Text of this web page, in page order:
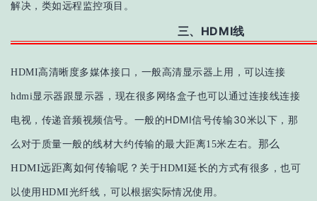
解决，类如远程监控项目。
三、HDMI线
HDMI高清晰度多媒体接口，一般高清显示器上用，可以连接
hdmi显示器跟显示器，现在很多网络盒子也可以通过连接线连接
电视，传递音频视频信号。 一般的HDMI信号传输30米以下 ，那
么对于质量一般的线材大约传输的最大距离15米左右。 那么
HDMI远距离如何传输呢？ 关于HDMI延长的方式有很多，也可
以使用HDMI光纤线，可以根据实际情况使用。